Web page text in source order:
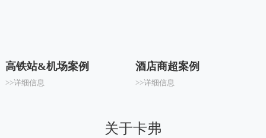
高铁站&机场案例
>>详细信息
酒店商超案例
>>详细信息
关于卡弗